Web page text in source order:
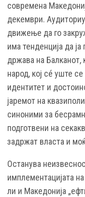
современа
декември.
движење да го
има тенденција да
држава на
народ, кој сé уште
идентитет и
јаремот на
синоними за
подготвени на
задржат власта и
Останува
имплементацијата
ли и Македонија